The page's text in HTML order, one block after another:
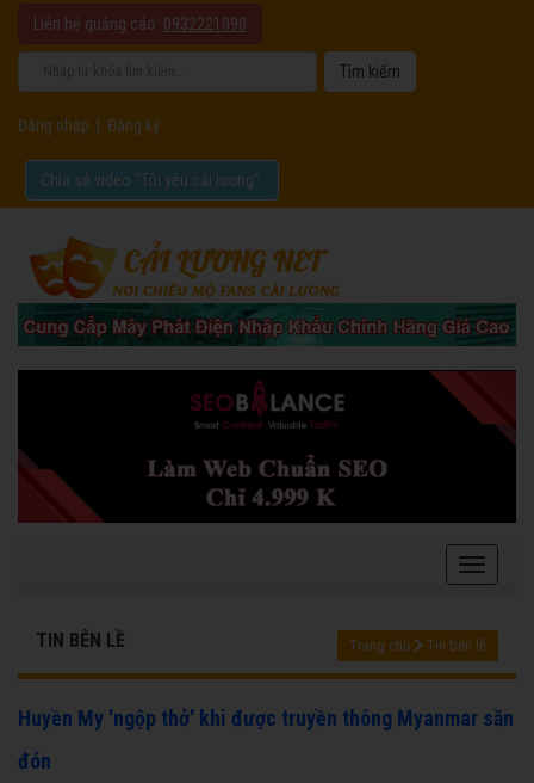
Liên hệ quảng cáo: 0932221090
Đăng nhập Đăng ký
Chia sẻ video "Tôi yêu cải lương".
TIN BÊN LỀ Trang chủ Tin bên lề
Huyền My 'ngộp thở' khi được truyền thông Myanmar săn
đón